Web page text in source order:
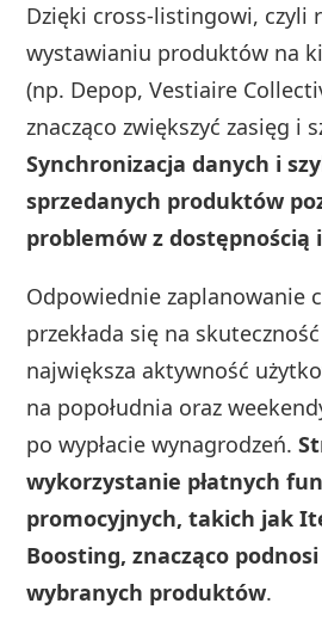
Dzięki cross-listingowi, czyli
wystawianiu produktów na
(np. Depop, Vestiaire
znacząco zwiększyć zasięg i
Synchronizacja danych i
sprzedanych produktów
problemów z dostępnością
Odpowiednie zaplanowanie
przekłada się na
największa aktywność
na popołudnia oraz
po wypłacie wynagrodzeń.
wykorzystanie płatnych
promocyjnych, takich jak
Boosting, znacząco
wybranych produktów.